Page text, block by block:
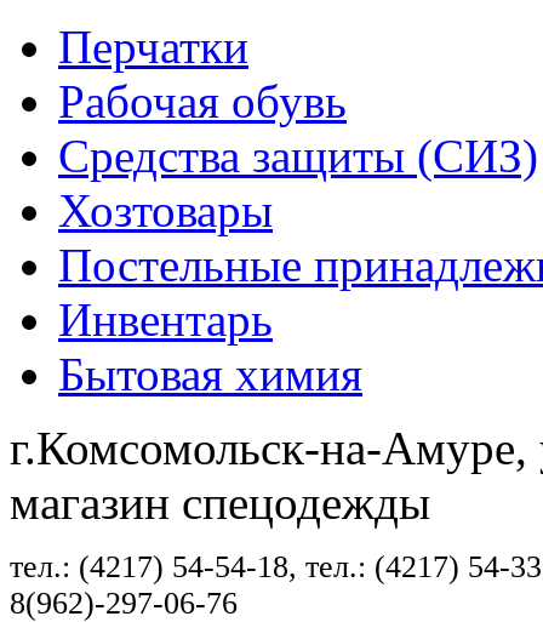
Перчатки
Рабочая обувь
Средства защиты (СИЗ)
Хозтовары
Постельные
Инвентарь
Бытовая химия
г.Комсомольск-на-
магазин спецодежды
тел.: (4217) 54-54-18, тел.: (4217) 54-
8(962)-297-06-76